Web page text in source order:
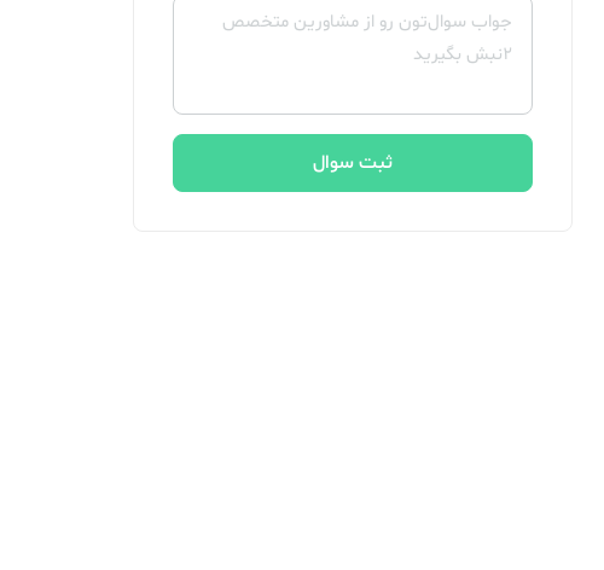
ثبت سوال